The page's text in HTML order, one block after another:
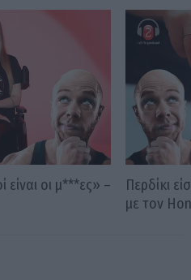
οι μ***ες» –
Περδίκι
με τον